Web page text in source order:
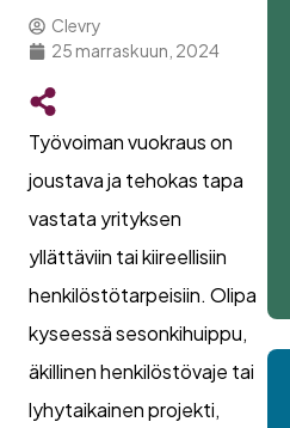
Clevry
25 marraskuun, 2024
Työvoiman vuokraus on
joustava ja tehokas tapa
vastata yrityksen
yllättäviin tai kiireellisiin
henkilöstötarpeisiin. Olipa
kyseessä sesonkihuippu,
äkillinen henkilöstövaje tai
lyhytaikainen projekti,